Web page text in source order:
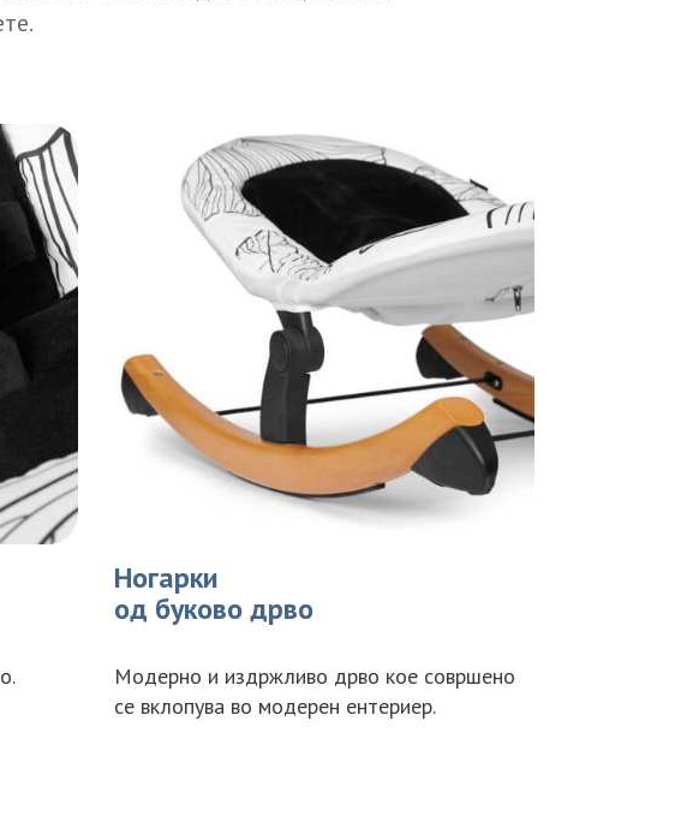
Ногарки
од буково дрво
Модерно и издржливо дрво кое совршено
се вклопува во модерен ентериер.